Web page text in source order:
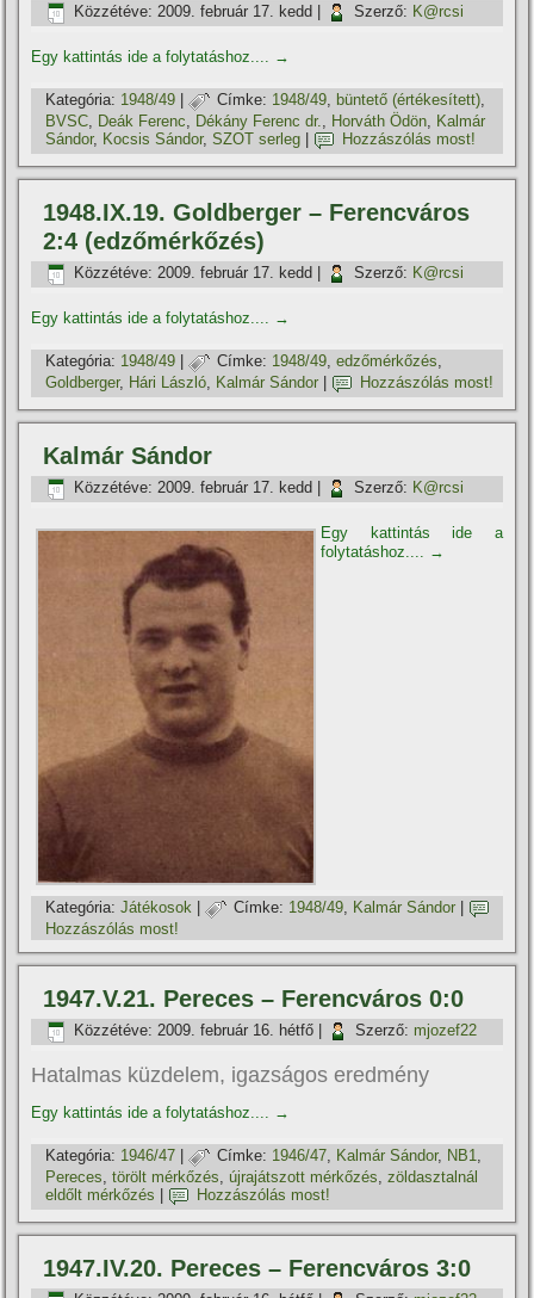
Közzétéve: 2009. február 17. kedd Szerző: K@rcsi
Egy kattintás ide a folytatáshoz.... →
Kategória: 1948/49 | Címke: 1948/49, büntető (értékesí­tett),
BVSC
Deák Ferenc Dékány Ferenc dr. Horváth Ödön
Kalmár
Sándor, Kocsis Sándor,SZOT serleg Hozzászólás most!
1948.IX.19. Goldberger – Ferencváros
2:4 (edzőmérkőzés)
Közzétéve: 2009. február 17. kedd Szerző: K@rcsi
Egy kattintás ide a folytatáshoz.... →
Kategória: 1948/49 | Címke: 1948/49,edzőmérkőzés,
Goldberger, Hári László, Kalmár Sándor Hozzászólás most!
Kalmár Sándor
Közzétéve: 2009. február 17. kedd Szerző: K@rcsi
Egy kattintás ide a
folytatáshoz....
→
Kategória: Játékosok Címke: 1948/49 Kalmár Sándor
Hozzászólás most!
1947.V.21. Pereces – Ferencváros 0:0
Közzétéve: 2009. február 16. hétfő Szerző: mjozef22
Hatalmas küzdelem, igazságos eredmény
Egy kattintás ide a folytatáshoz.... →
Kategória: 1946/47 Címke: 1946/47 Kalmár Sándor, NB1
Pereces ,törölt mérkőzés ,újrajátszott mérkőzés ,zöldasztalnál
eldőlt mérkőzés
Hozzászólás most!
1947.IV.20. Pereces – Ferencváros 3:0